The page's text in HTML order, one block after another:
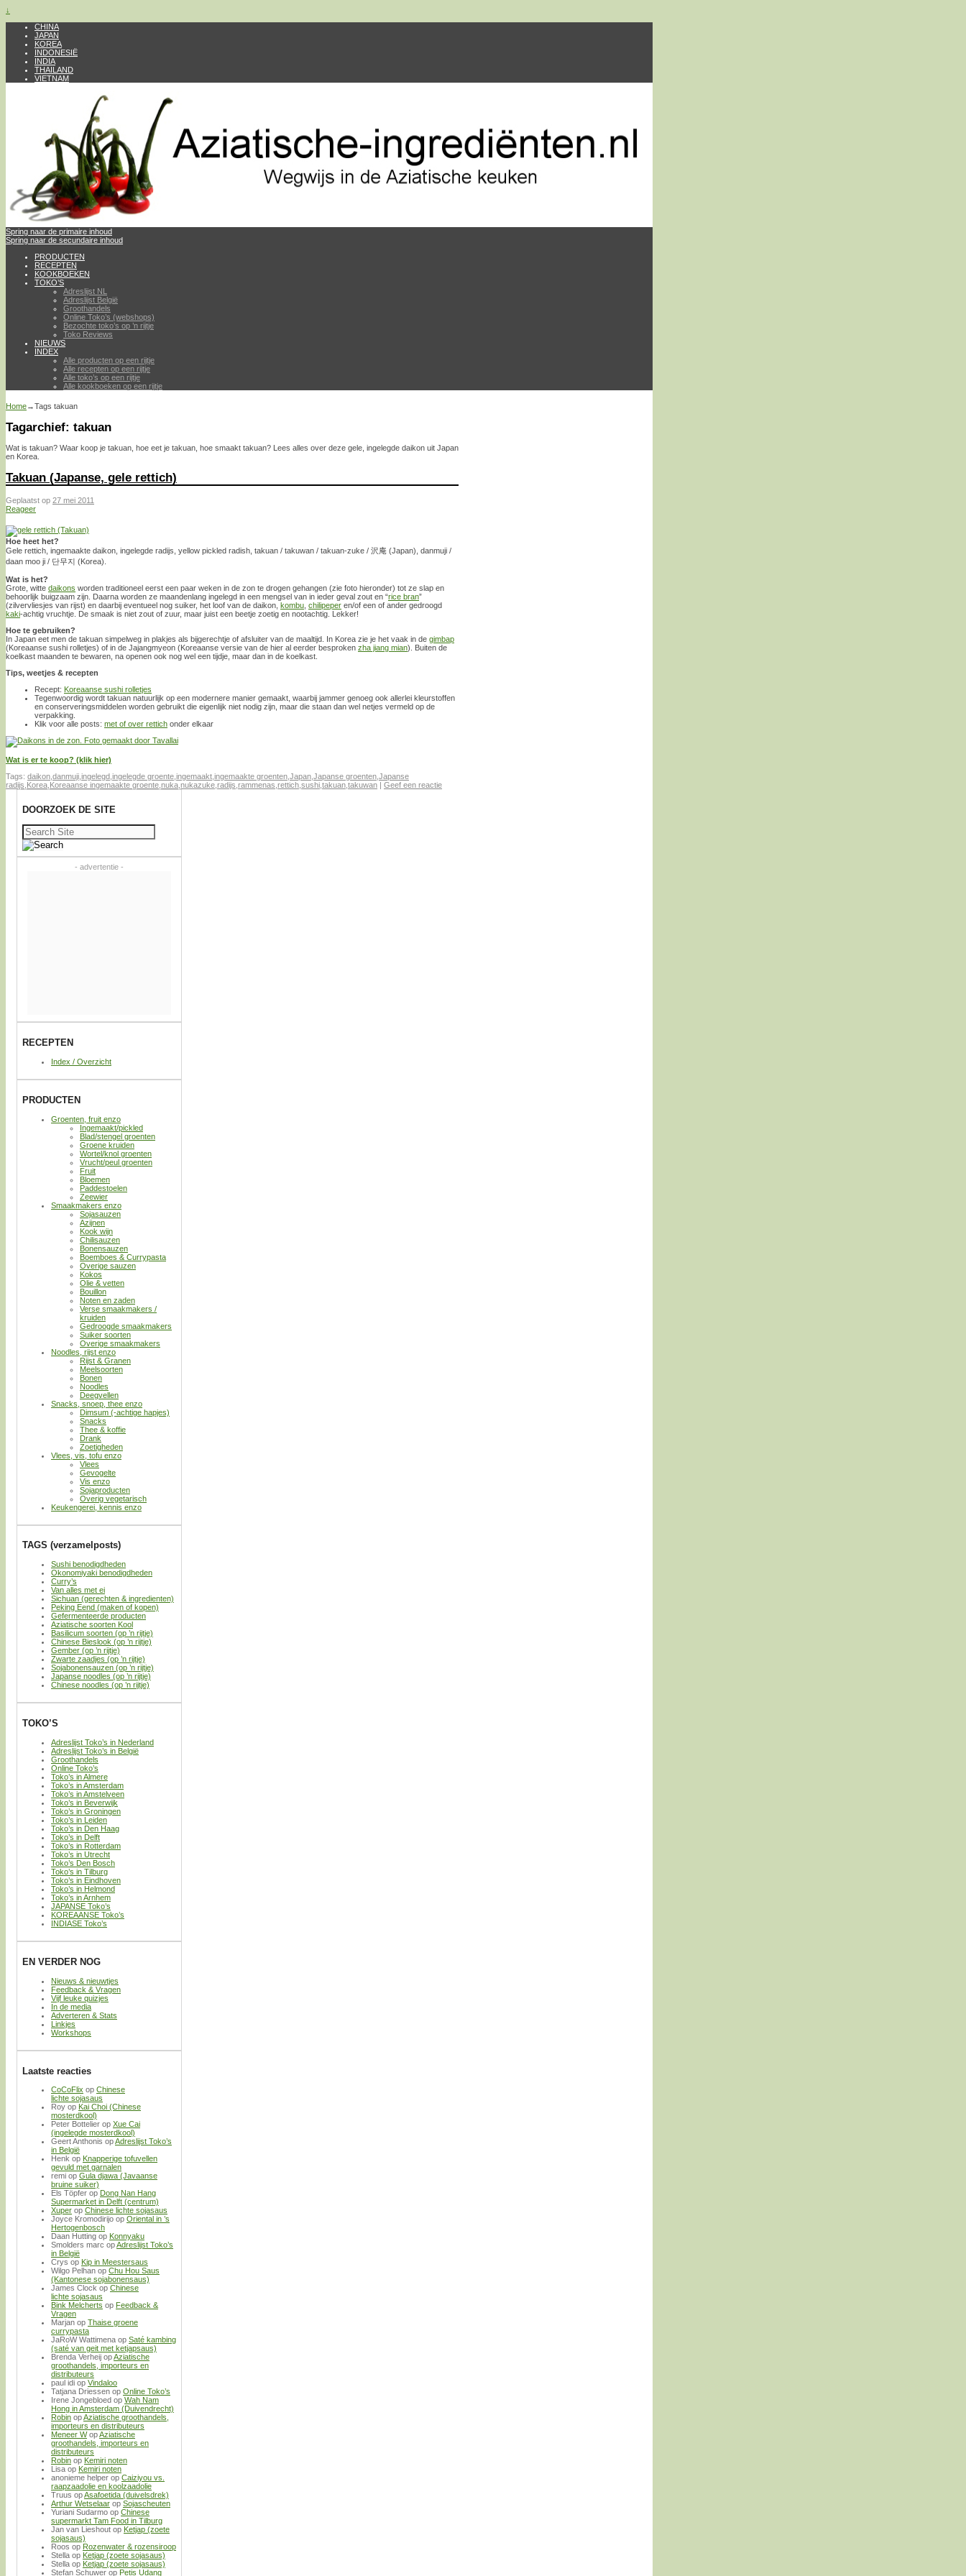
↓
CHINA
JAPAN
KOREA
INDONESIË
INDIA
THAILAND
VIETNAM
Spring naar de primaire inhoud
Spring naar de secundaire inhoud
PRODUCTEN
RECEPTEN
KOOKBOEKEN
TOKO’S
Adreslijst NL
Adreslijst België
Groothandels
Online Toko’s (webshops)
Bezochte toko’s op ’n rijtje
Toko Reviews
NIEUWS
INDEX
Alle producten op een rijtje
Alle recepten op een rijtje
Alle toko’s op een rijtje
Alle kookboeken op een rijtje
Home→Tags takuan
Tagarchief: takuan
Wat is takuan? Waar koop je takuan, hoe eet je takuan, hoe smaakt takuan? Lees alles over deze gele, ingelegde daikon uit Japan
en Korea.
Takuan (Japanse, gele rettich)
Geplaatst op 27 mei 2011
Reageer
Hoe heet het?
Gele rettich, ingemaakte daikon, ingelegde radijs, yellow pickled radish, takuan / takuwan / takuan-zuke / 沢庵 (Japan), danmuji /
daan moo ji / 단무지 (Korea).
Wat is het?
Grote, witte daikons worden traditioneel eerst een paar weken in de zon te drogen gehangen (zie foto hieronder) tot ze slap en
behoorlijk buigzaam zijn. Daarna worden ze maandenlang ingelegd in een mengsel van in ieder geval zout en “rice bran”
(zilvervliesjes van rijst) en daarbij eventueel nog suiker, het loof van de daikon, kombu chilipeper en/of een of ander gedroogd
kaki-achtig vruchtje. De smaak is niet zout of zuur, maar juist een beetje zoetig en nootachtig. Lekker!
Hoe te gebruiken?
In Japan eet men de takuan simpelweg in plakjes als bijgerechtje of afsluiter van de maaltijd. In Korea zie je het vaak in de gimbap
(Koreaanse sushi rolletjes) of in de Jajangmyeon (Koreaanse versie van de hier al eerder besproken zha jiang mian). Buiten de
koelkast maanden te bewaren, na openen ook nog wel een tijdje, maar dan in de koelkast.
Tips, weetjes & recepten
Recept: Koreaanse sushi rolletjes
Tegenwoordig wordt takuan natuurlijk op een modernere manier gemaakt, waarbij jammer genoeg ook allerlei kleurstoffen
en conserveringsmiddelen worden gebruikt die eigenlijk niet nodig zijn, maar die staan dan wel netjes vermeld op de
verpakking.
Klik voor alle posts: met of over rettich onder elkaar
Wat is er te koop? (klik hier)
Tags: daikon danmuji ingelegd ingelegde groente ingemaakt ingemaakte groenten Japan Japanse groenten Japanse
radijs Korea Koreaanse ingemaakte groente nuka nukazuke radijs rammenas rettich sushi takuan takuwan Geef een reactie
DOORZOEK DE SITE
Zoeken
naar:
- advertentie -
RECEPTEN
Index / Overzicht
PRODUCTEN
Groenten, fruit enzo
Ingemaakt/pickled
Blad/stengel groenten
Groene kruiden
Wortel/knol groenten
Vrucht/peul groenten
Fruit
Bloemen
Paddestoelen
Zeewier
Smaakmakers enzo
Sojasauzen
Azijnen
Kook wijn
Chilisauzen
Bonensauzen
Boemboes & Currypasta
Overige sauzen
Kokos
Olie & vetten
Bouillon
Noten en zaden
Verse smaakmakers /
kruiden
Gedroogde smaakmakers
Suiker soorten
Overige smaakmakers
Noodles, rijst enzo
Rijst & Granen
Meelsoorten
Bonen
Noodles
Deegvellen
Snacks, snoep, thee enzo
Dimsum (-achtige hapjes)
Snacks
Thee & koffie
Drank
Zoetigheden
Vlees, vis, tofu enzo
Vlees
Gevogelte
Vis enzo
Sojaproducten
Overig vegetarisch
Keukengerei, kennis enzo
TAGS (verzamelposts)
Sushi benodigdheden
Okonomiyaki benodigdheden
Curry’s
Van alles met ei
Sichuan (gerechten & ingredienten)
Peking Eend (maken of kopen)
Gefermenteerde producten
Aziatische soorten Kool
Basilicum soorten (op ’n rijtje)
Chinese Bieslook (op ’n rijtje)
Gember (op ’n rijtje)
Zwarte zaadjes (op ’n rijtje)
Sojabonensauzen (op ’n rijtje)
Japanse noodles (op ’n rijtje)
Chinese noodles (op ’n rijtje)
TOKO’S
Adreslijst Toko’s in Nederland
Adreslijst Toko’s in België
Groothandels
Online Toko’s
Toko’s in Almere
Toko’s in Amsterdam
Toko’s in Amstelveen
Toko’s in Beverwijk
Toko’s in Groningen
Toko’s in Leiden
Toko’s in Den Haag
Toko’s in Delft
Toko’s in Rotterdam
Toko’s in Utrecht
Toko’s Den Bosch
Toko’s in Tilburg
Toko’s in Eindhoven
Toko’s in Helmond
Toko’s in Arnhem
JAPANSE Toko’s
KOREAANSE Toko’s
INDIASE Toko’s
EN VERDER NOG
Nieuws & nieuwtjes
Feedback & Vragen
Vijf leuke quizjes
In de media
Adverteren & Stats
Linkjes
Workshops
Laatste reacties
CoCoFlix op Chinese
lichte sojasaus
Roy op Kai Choi (Chinese
mosterdkool)
Peter Bottelier op Xue Cai
(ingelegde mosterdkool)
Geert Anthonis opAdreslijst Toko’s
in België
Henk op Knapperige tofuvellen
gevuld met garnalen
remi op Gula djawa (Javaanse
bruine suiker)
Els Töpfer op Dong Nan Hang
Supermarket in Delft (centrum)
Xuper op Chinese lichte sojasaus
Joyce Kromodirijo op Oriental in ’s
Hertogenbosch
Daan Hutting op Konnyaku
Smolders marc opAdreslijst Toko’s
in België
Crys op Kip in Meestersaus
Wilgo Pelhan op Chu Hou Saus
(Kantonese sojabonensaus)
James Clock op Chinese
lichte sojasaus
Bink Melcherts op Feedback &
Vragen
Marjan op Thaise groene
currypasta
JaRoW Wattimena op Saté kambing
(saté van geit met ketjapsaus)
Brenda Verheij opAziatische
groothandels, importeurs en
distributeurs
paul idi op Vindaloo
Tatjana Driessen op Online Toko’s
Irene Jongebloed op Wah Nam
Hong in Amsterdam (Duivendrecht)
Robin opAziatische groothandels,
importeurs en distributeurs
Meneer WopAziatische
groothandels, importeurs en
distributeurs
Robin op Kemiri noten
Lisa op Kemiri noten
anonieme helper op Caiziyou vs.
raapzaadolie en koolzaadolie
Truus opAsafoetida (duivelsdrek)
Arthur Wetselaar op Sojascheuten
Yuriani Sudarmo op Chinese
supermarkt Tam Food in Tilburg
Jan van Lieshout op Ketjap (zoete
sojasaus)
Roos op Rozenwater & rozensiroop
Stella op Ketjap (zoete sojasaus)
Stella op Ketjap (zoete sojasaus)
Stefan Schuwer op Petis Udang